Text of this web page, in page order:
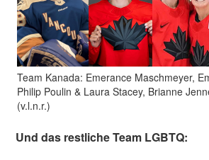
Team Kanada: Emerance Maschmeyer,
Philip Poulin & Laura Stacey, Brianne
(v.l.n.r.)
Und das restliche Team LGBTQ: